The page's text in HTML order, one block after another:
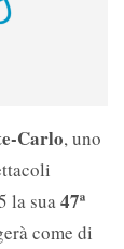
Carlo, uno
la sua 47ª
come di